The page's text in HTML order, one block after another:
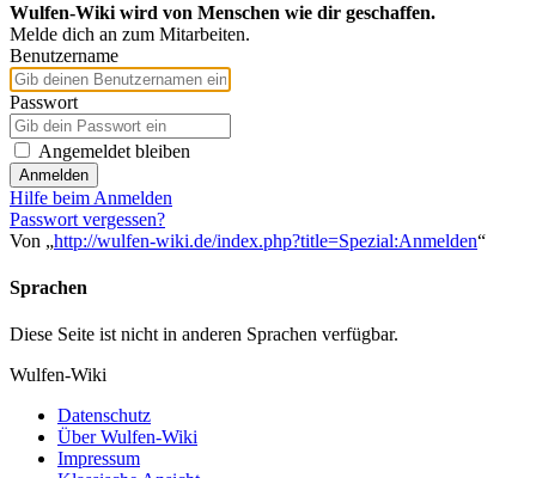
Wulfen-Wiki wird von Menschen wie dir geschaffen.
Melde dich an zum Mitarbeiten.
Benutzername
Passwort
Angemeldet bleiben
Anmelden
Hilfe beim Anmelden
Passwort vergessen?
Von „http://wulfen-wiki.de/index.php?title=Spezial:Anmelden“
Sprachen
Diese Seite ist nicht in anderen Sprachen verfügbar.
Wulfen-Wiki
Datenschutz
Über Wulfen-Wiki
Impressum